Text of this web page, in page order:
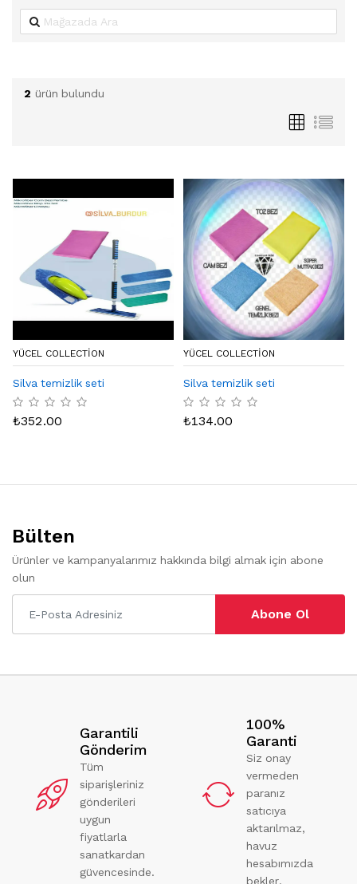
2 ürün bulundu
YÜCEL COLLECTION
Silva temizlik seti
₺352.00
YÜCEL COLLECTION
Silva temizlik seti
₺134.00
Bülten
Ürünler ve kampanyalarımız hakkında bilgi almak için abone
olun
Abone Ol
Garantili
Gönderim
Tüm
siparişleriniz
gönderileri
uygun
fiyatlarla
sanatkardan
güvencesinde.
100%
Garanti
Siz onay
vermeden
paranız
satıcıya
aktarılmaz,
havuz
hesabımızda
bekler.